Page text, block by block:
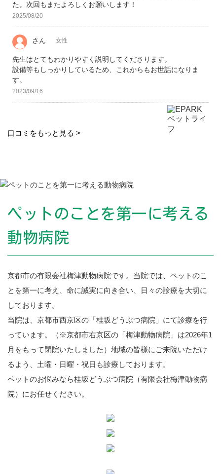
た。次回もまたよろしくお願いします！
2025/08/20
さん 女性
先生はとてもわかりやすく説明してくださります。
設備等もしっかりしているため、これからもお世話になりま
す。
2023/09/16
口コミをもっと見る >
ペットのことを第一に考える
動物病院
京都市の有限会社梅津動物病院です。当院では、ペットのこ
とを第一に考え、命に誠実に向き合い、日々の診療を大切に
しております。
当院は、京都市西京区の「桂坂どうぶつ病院」にて診療を行
っています。（※京都市右京区の「梅津動物病院」は2026年1
月をもって閉院いたしました）地域の皆様にご来院いただけ
るよう、土曜・日曜・祝日も診療しております。
ペットのお悩みなら桂坂どうぶつ病院（有限会社梅津動物病
院）にお任せください。